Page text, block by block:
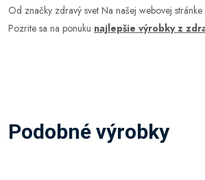
Od značky zdravý svet Na našej webovej
Pozrite sa na ponuku najlepšie výrobky z
Podobné výrobky